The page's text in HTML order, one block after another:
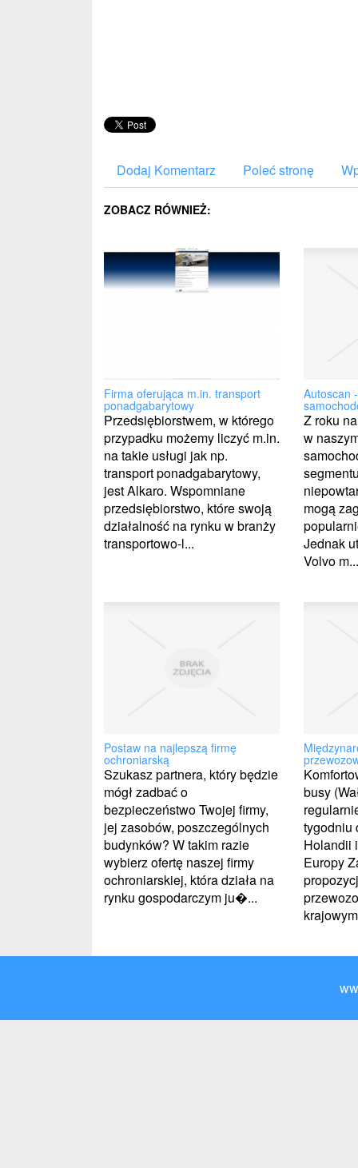
Dodaj Komentarz Poleć stronę
ZOBACZ RÓWNIEŻ:
Firma oferująca m.in. transport
ponadgabarytowy
Przedsiębiorstwem, w którego
przypadku możemy liczyć m.in.
na takie usługi jak np.
transport ponadgabarytowy,
jest Alkaro. Wspomniane
przedsiębiorstwo, które swoją
działalność na rynku w branży
transportowo-l...
Autoscan
Z roku
w
mogą
Jednak
Volvo m...
Postaw na najlepszą firmę
ochroniarską
Szukasz partnera, który będzie
mógł zadbać o
bezpieczeństwo Twojej firmy,
jej zasobów, poszczególnych
budynków? W takim razie
wybierz ofertę naszej firmy
ochroniarskiej, która działa na
rynku gospodarczym ju�...
busy
tygodniu
Holandii
Europy